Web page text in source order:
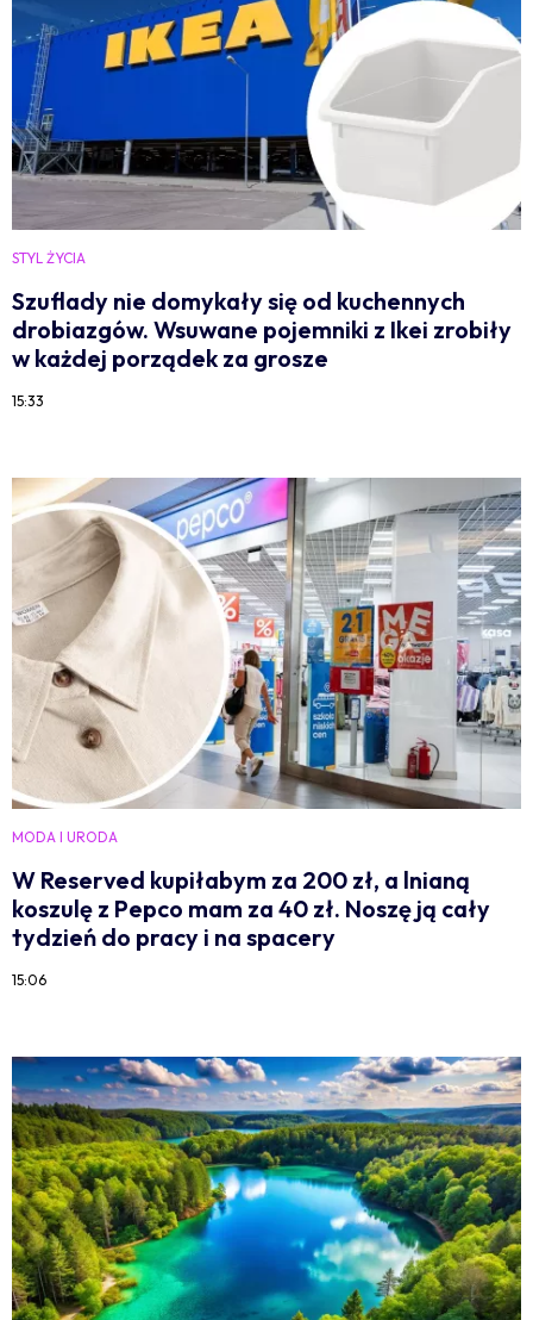
STYL ŻYCIA
Szuflady nie domykały się od kuchennych
drobiazgów. Wsuwane pojemniki z Ikei zrobiły
w każdej porządek za grosze
15:33
MODA I URODA
W Reserved kupiłabym za 200 zł, a lnianą
koszulę z Pepco mam za 40 zł. Noszę ją cały
tydzień do pracy i na spacery
15:06